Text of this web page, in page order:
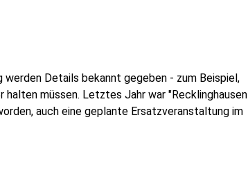
Details bekannt gegeben - zum Beispiel,
halten müssen. Letztes Jahr war "Recklinghausen
auch eine geplante Ersatzveranstaltung im